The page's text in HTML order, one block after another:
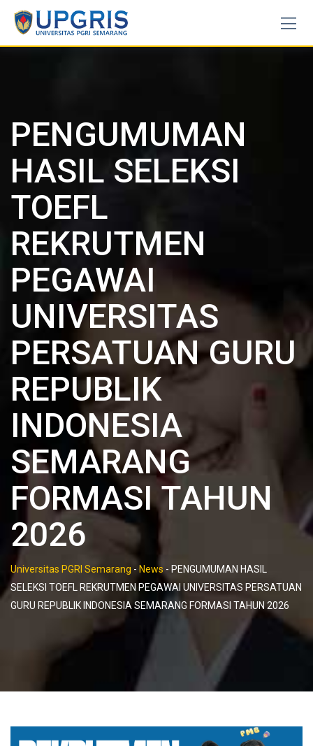
PENGUMUMAN
HASIL SELEKSI
TOEFL
REKRUTMEN
PEGAWAI
UNIVERSITAS
PERSATUAN GURU
REPUBLIK
INDONESIA
SEMARANG
FORMASI TAHUN
2026
Universitas PGRI Semarang - News - PENGUMUMAN HASIL
SELEKSI TOEFL REKRUTMEN PEGAWAI UNIVERSITAS PERSATUAN
GURU REPUBLIK INDONESIA SEMARANG FORMASI TAHUN 2026